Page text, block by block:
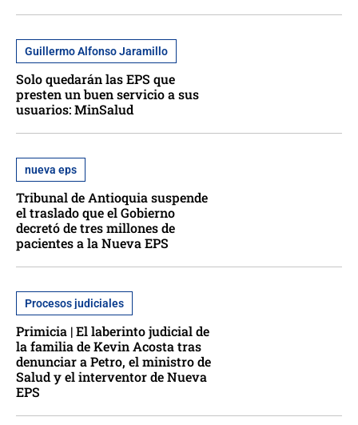
Guillermo Alfonso Jaramillo
Solo quedarán las EPS que
presten un buen servicio a sus
usuarios: MinSalud
nueva eps
Tribunal de Antioquia suspende
el traslado que el Gobierno
decretó de tres millones de
pacientes a la Nueva EPS
Procesos judiciales
Primicia | El laberinto judicial de
la familia de Kevin Acosta tras
denunciar a Petro, el ministro de
Salud y el interventor de Nueva
EPS